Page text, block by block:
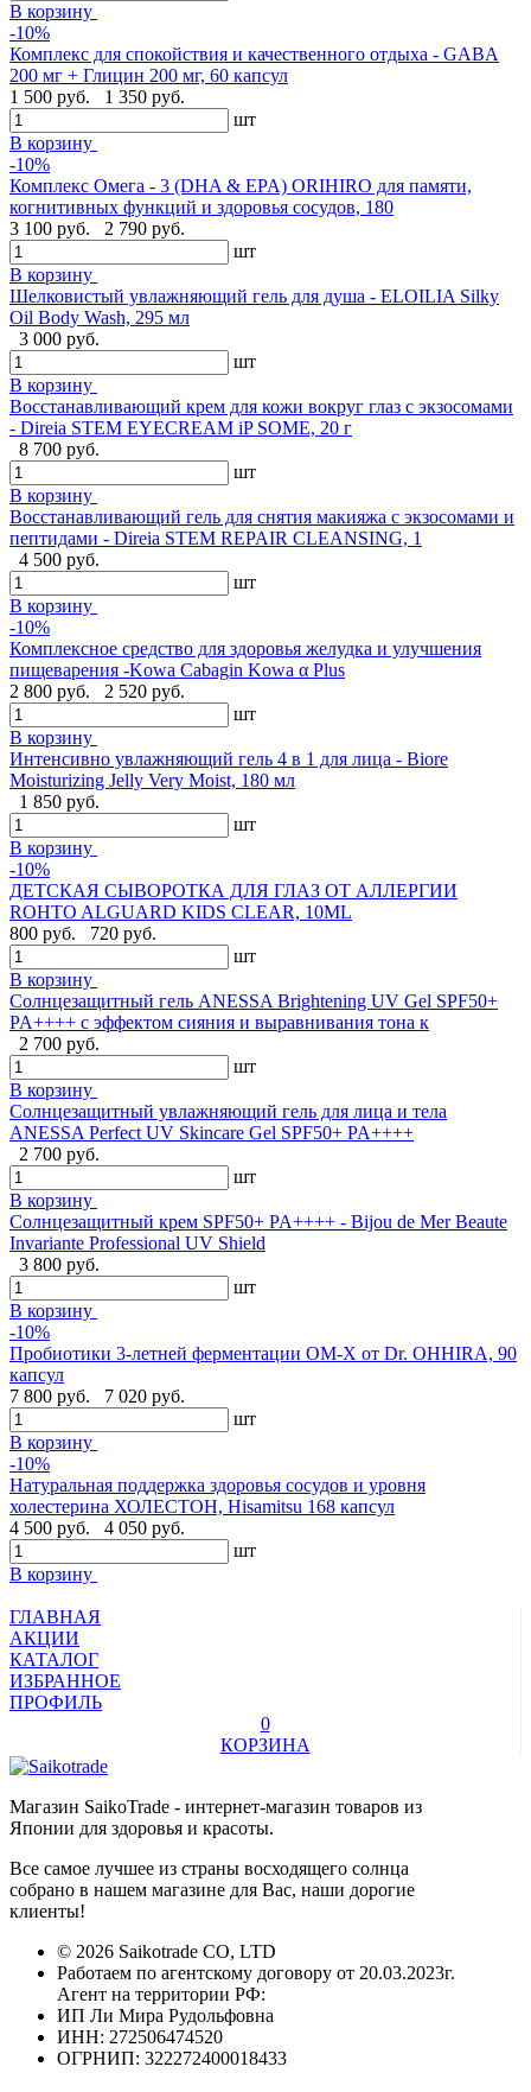
В корзину
-10%
Комплекс для спокойствия и качественного отдыха - GABA
200 мг + Глицин 200 мг, 60 капсул
1 500 руб.
1 350 руб.
шт
В корзину
-10%
Комплекс Омега - 3 (DHA & EPA) ORIHIRO для памяти,
когнитивных функций и здоровья сосудов, 180
3 100 руб.
2 790 руб.
шт
В корзину
Шелковистый увлажняющий гель для душа - ELOILIA Silky
Oil Body Wash, 295 мл
3 000 руб.
шт
В корзину
Восстанавливающий крем для кожи вокруг глаз с экзосомами
- Direia STEM EYECREAM iP SOME, 20 г
8 700 руб.
шт
В корзину
Восстанавливающий гель для снятия макияжа с экзосомами и
пептидами - Direia STEM REPAIR CLEANSING, 1
4 500 руб.
шт
В корзину
-10%
Комплексное средство для здоровья желудка и улучшения
пищеварения -Kowa Cabagin Kowa α Plus
2 800 руб.
2 520 руб.
шт
В корзину
Интенсивно увлажняющий гель 4 в 1 для лица - Biore
Moisturizing Jelly Very Moist, 180 мл
1 850 руб.
шт
В корзину
-10%
ДЕТСКАЯ СЫВОРОТКА ДЛЯ ГЛАЗ ОТ АЛЛЕРГИИ
ROHTO ALGUARD KIDS CLEAR, 10ML
800 руб.
720 руб.
шт
В корзину
Солнцезащитный гель ANESSA Brightening UV Gel SPF50+
PA++++ с эффектом сияния и выравнивания тона к
2 700 руб.
шт
В корзину
Солнцезащитный увлажняющий гель для лица и тела
ANESSA Perfect UV Skincare Gel SPF50+ PA++++
2 700 руб.
шт
В корзину
Cолнцезащитный крем SPF50+ PA++++ - Bijou de Mer Beaute
Invariante Professional UV Shield
3 800 руб.
шт
В корзину
-10%
Пробиотики 3-летней ферментации OM-X от Dr. OHHIRA, 90
капсул
7 800 руб.
7 020 руб.
шт
В корзину
-10%
Натуральная поддержка здоровья сосудов и уровня
холестерина ХОЛЕСТОН, Hisamitsu 168 капсул
4 500 руб.
4 050 руб.
шт
В корзину
ГЛАВНАЯ
АКЦИИ
КАТАЛОГ
ИЗБРАННОЕ
ПРОФИЛЬ
0
КОРЗИНА
Магазин SaikoTrade - интернет-магазин товаров из
Японии для здоровья и красоты.
Все самое лучшее из страны восходящего солнца
собрано в нашем магазине для Вас, наши дорогие
клиенты!
© 2026 Saikotrade CO, LTD
Работаем по агентскому договору от 20.03.2023г.
Агент на территории РФ:
ИП Ли Мира Рудольфовна
ИНН: 272506474520
ОГРНИП: 322272400018433